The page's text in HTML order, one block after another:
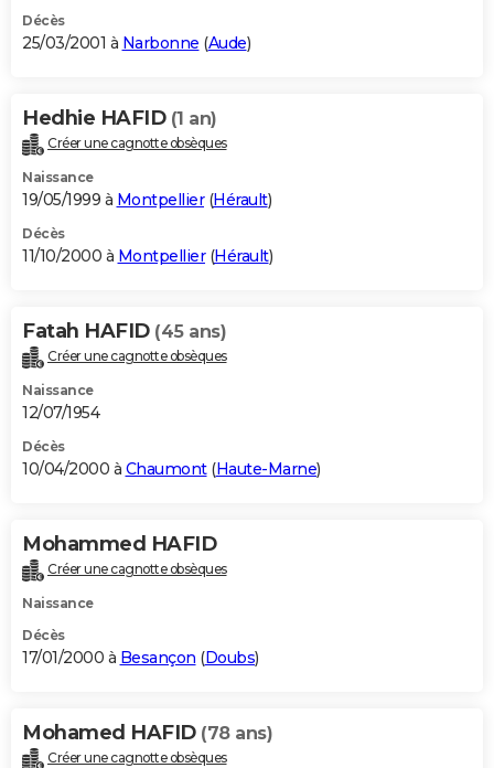
Décès
25/03/2001 à Narbonne (Aude)
Hedhie HAFID (1 an)
Créer une cagnotte obsèques
Naissance
19/05/1999 à Montpellier(Hérault)
Décès
11/10/2000 à Montpellier(Hérault)
Fatah HAFID (45 ans)
Créer une cagnotte obsèques
Naissance
12/07/1954
Décès
10/04/2000 à Chaumont(Haute-Marne)
Mohammed HAFID
Créer une cagnotte obsèques
Naissance
Décès
17/01/2000 à Besançon (Doubs)
Mohamed HAFID (78 ans)
Créer une cagnotte obsèques